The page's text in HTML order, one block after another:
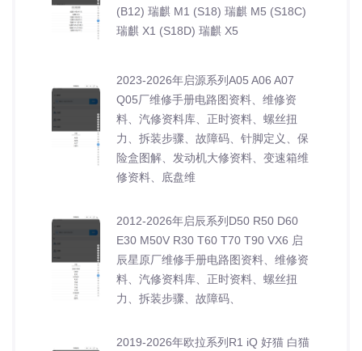
(B12) 瑞麒 M1 (S18) 瑞麒 M5 (S18C)
瑞麒 X1 (S18D) 瑞麒 X5
2023-2026年启源系列A05 A06 A07
Q05厂维修手册电路图资料、维修资
料、汽修资料库、正时资料、螺丝扭
力、拆装步骤、故障码、针脚定义、保
险盒图解、发动机大修资料、变速箱维
修资料、底盘维
2012-2026年启辰系列D50 R50 D60
E30 M50V R30 T60 T70 T90 VX6 启
辰星原厂维修手册电路图资料、维修资
料、汽修资料库、正时资料、螺丝扭
力、拆装步骤、故障码、
2019-2026年欧拉系列R1 iQ 好猫 白猫